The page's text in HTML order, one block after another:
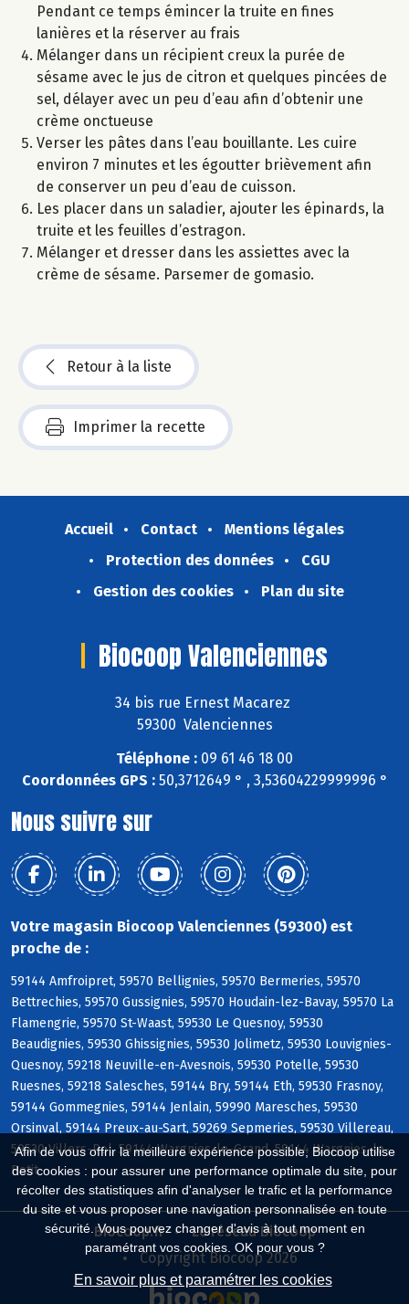
Afin de vous offrir la meilleure expérience possible, Biocoop utilise
des cookies : pour assurer une performance optimale du site, pour
récolter des statistiques afin d'analyser le trafic et la performance
du site et vous proposer une navigation personnalisée en toute
sécurité. Vous pouvez changer d'avis à tout moment en
paramétrant vos cookies. OK pour vous ?
En savoir plus et paramétrer les cookies
Pendant ce temps émincer la truite en fines
lanières et la réserver au frais
Mélanger dans un récipient creux la purée de
sésame avec le jus de citron et quelques pincées de
sel, délayer avec un peu d’eau afin d’obtenir une
crème onctueuse
Verser les pâtes dans l’eau bouillante. Les cuire
environ 7 minutes et les égoutter brièvement afin
de conserver un peu d’eau de cuisson.
Les placer dans un saladier, ajouter les épinards, la
truite et les feuilles d’estragon.
Mélanger et dresser dans les assiettes avec la
crème de sésame. Parsemer de gomasio.
Retour à la liste
Imprimer la recette
Accueil Contact
Mentions légales
Protection des données
CGU
Gestion des cookies
Plan du site
Biocoop Valenciennes
34 bis rue Ernest Macarez
59300 Valenciennes
Téléphone : 09 61 46 18 00
Coordonnées GPS :50,3712649 ° , 3,53604229999996 °
Nous suivre sur
Votre magasin Biocoop Valenciennes (59300) est
proche de :
59144 Amfroipret, 59570 Bellignies, 59570 Bermeries, 59570
Bettrechies, 59570 Gussignies, 59570 Houdain-lez-Bavay, 59570 La
Flamengrie, 59570 St-Waast, 59530 Le Quesnoy, 59530
Beaudignies, 59530 Ghissignies, 59530 Jolimetz, 59530 Louvignies-
Quesnoy, 59218 Neuville-en-Avesnois, 59530 Potelle, 59530
Ruesnes, 59218 Salesches, 59144 Bry, 59144 Eth, 59530 Frasnoy,
59144 Gommegnies, 59144 Jenlain, 59990 Maresches, 59530
Orsinval, 59144 Preux-au-Sart, 59269 Sepmeries, 59530 Villereau,
59530 Villers-Pol, 59144 Wargnies-le-Grand, 59144 Wargnies-le-
Petit
Biocoop.fr
Le réseau Biocoop
Copyright Biocoop 2026